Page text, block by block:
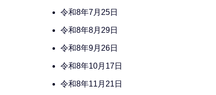
令和8年7月25日
令和8年8月29日
令和8年9月26日
令和8年10月17日
令和8年11月21日